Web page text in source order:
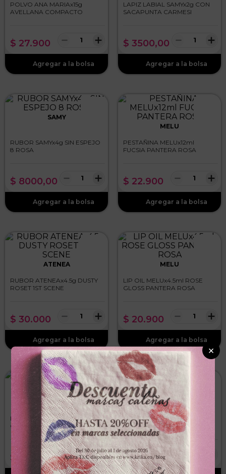
POLVO ANA MARIAx15g
AVELLANA COMPACTO
$ 27.900 ＋
－
LAPIZ LABIAL SAMYx2g CON
SACAPUNTA CARMESI
$ 3500,00 ＋
－
SAMY
RUBOR SAMYx4g SIN ESPEJO
8 ROSA
$ 8000,00 ＋
－
MELU
PESTAÑINA MELUx12ml
FUCSIA PANTERA ROSA
$ 22.900 ＋
－
ATENEA
RUBOR ATENEAx4.5g DUSTY
ROSET 1ST SCENE
$ 30.000 ＋
－
MELU
LIP OIL MELUx4.5ml ROSE
GLOSS PANTERA ROSA
$ 20.900 ＋
－
SAMY
RUBOR SAMYx3.5g
COMPACTO VELVET GLAM #4
NO RULES
$ 23 900 ＋
－
MONTOC
BROCHA MONTOCx17und
LP639 KISS ME SET
$ 81.000 ＋
－
×